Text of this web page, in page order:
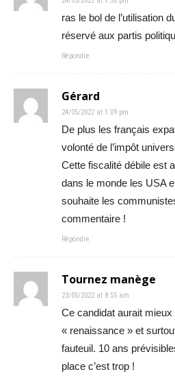
ras le bol de l’utilisation
réservé aux partis
Répondre
Gérard
24/05/2022 at 1:09 pm
De plus les français
volonté de l’impôt
Cette fiscalité débile est
dans le monde les USA
souhaite les
commentaire !
Répondre
Tournez manège
23/05/2022 at 8:55 am
Ce candidat aurait
« renaissance » et
fauteuil. 10 ans
place c’est trop !